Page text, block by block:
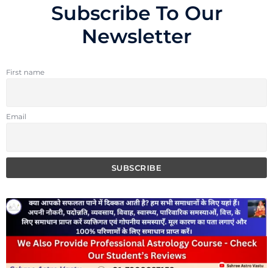
Subscribe To Our
Newsletter
First name
Email